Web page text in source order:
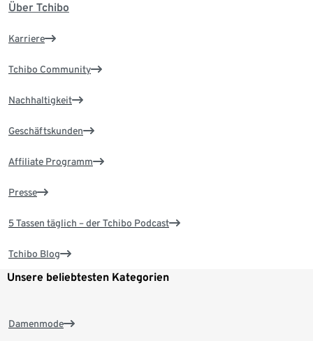
Über Tchibo
Karriere
Tchibo Community
Nachhaltigkeit
Geschäftskunden
Affiliate Programm
Presse
5 Tassen täglich – der Tchibo Podcast
Tchibo Blog
Unsere beliebtesten Kategorien
Damenmode